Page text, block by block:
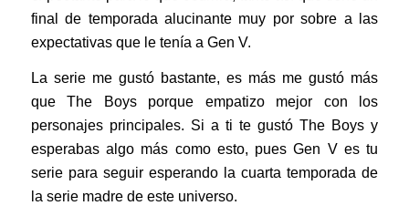
final de temporada alucinante muy por sobre a las
expectativas que le tenía a Gen V.
La serie me gustó bastante, es más me gustó más
que The Boys porque empatizo mejor con los
personajes principales. Si a ti te gustó The Boys y
esperabas algo más como esto, pues Gen V es tu
serie para seguir esperando la cuarta temporada de
la serie madre de este universo.